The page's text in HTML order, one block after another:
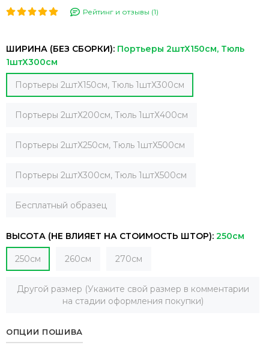
Рейтинг и отзывы (1)
ШИРИНА (БЕЗ СБОРКИ): Портьеры 2штХ150см, Тюль
1штХ300см
Портьеры 2штХ150см, Тюль 1штХ300см
Портьеры 2штХ200см, Тюль 1штХ400см
Портьеры 2штХ250см, Тюль 1штХ500см
Портьеры 2штХ300см, Тюль 1штХ500см
Бесплатный образец
ВЫСОТА (НЕ ВЛИЯЕТ НА СТОИМОСТЬ ШТОР): 250см
250см 260см 270см
Другой размер (Укажите свой размер в комментарии
на стадии оформления покупки)
ОПЦИИ ПОШИВА